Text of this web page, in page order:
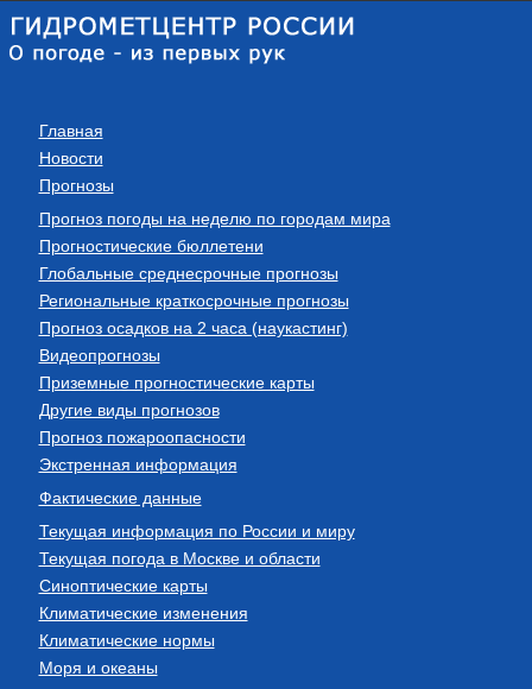
Главная
Новости
Прогнозы
Прогноз погоды на неделю по городам мира
Прогностические бюллетени
Глобальные среднесрочные прогнозы
Региональные краткосрочные прогнозы
Прогноз осадков на 2 часа (наукастинг)
Видеопрогнозы
Приземные прогностические карты
Другие виды прогнозов
Прогноз пожароопасности
Экстренная информация
Фактические данные
Текущая информация по России и миру
Текущая погода в Москве и области
Синоптические карты
Климатические изменения
Климатические нормы
Моря и океаны